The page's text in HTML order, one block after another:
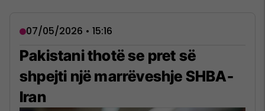
07/05/2026 • 15:16
Pakistani thotë se pret së
shpejti një marrëveshje SHBA-
Iran